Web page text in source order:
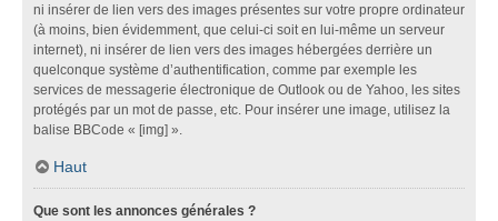
ni insérer de lien vers des images présentes sur votre propre ordinateur
(à moins, bien évidemment, que celui-ci soit en lui-même un serveur
internet), ni insérer de lien vers des images hébergées derrière un
quelconque système d’authentification, comme par exemple les
services de messagerie électronique de Outlook ou de Yahoo, les sites
protégés par un mot de passe, etc. Pour insérer une image, utilisez la
balise BBCode « [img] ».
Haut
Que sont les annonces générales ?